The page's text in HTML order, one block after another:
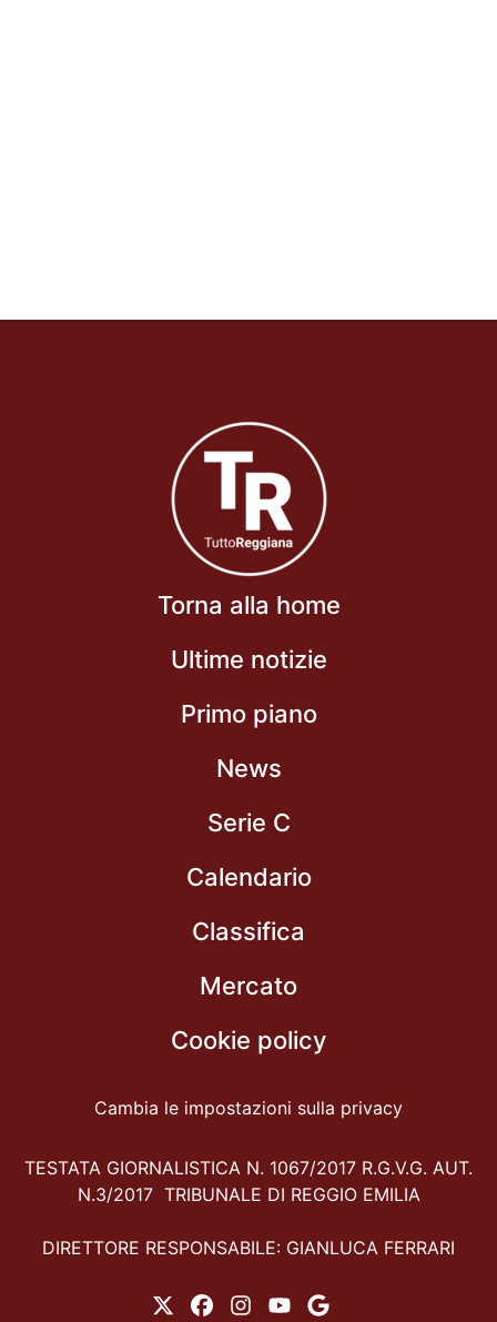
Torna alla home
Ultime notizie
Primo piano
News
Serie C
Calendario
Classifica
Mercato
Cookie policy
Cambia le impostazioni sulla privacy
TESTATA GIORNALISTICA N. 1067/2017 R.G.V.G. AUT.
N.3/2017 TRIBUNALE DI REGGIO EMILIA
DIRETTORE RESPONSABILE: GIANLUCA FERRARI